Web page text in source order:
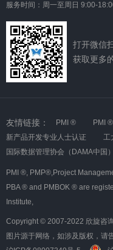
服务时间：周一至周日 9:00-
打开微信
获取更多
友情链接： PMI ® PMI
新产品开发专业人士认证
工
国际数据管理协会（DAMA中国）
PMI ®, PMP®,Project
PBA ® and PMBOK ® are
Institute,
Copyright © 2007-2022 欣旋咨
图片源于网络，如涉及版权，请